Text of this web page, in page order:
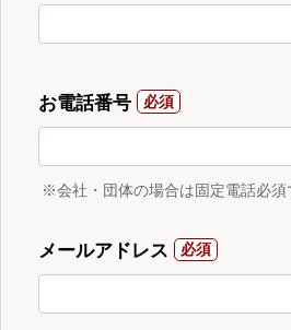
お電話番号
※会社・団体の場合は固定電話必須
メールアドレス